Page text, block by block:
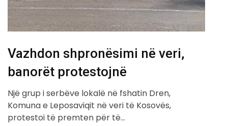
Vazhdon shpronësimi në veri,
banorët protestojnë
Një grup i serbëve lokalë në fshatin Dren,
Komuna e Leposaviqit në veri të Kosovës,
protestoi të premten për të…